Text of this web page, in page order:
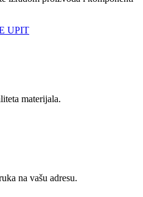
UPIT
materijala.
na vašu adresu.